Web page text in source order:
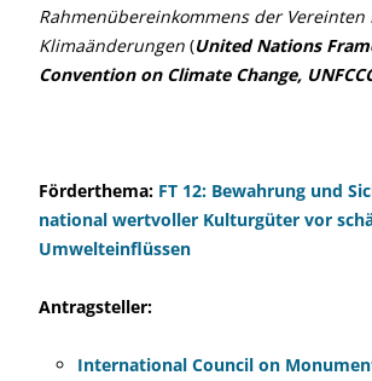
Rahmenübereinkommens der
Klimaänderungen (United Nations
Convention on Climate Change,
Förderthema: FT 12: Bewahrung und
national wertvoller Kulturgüter vor
Umwelteinflüssen
Antragsteller:
International Council on